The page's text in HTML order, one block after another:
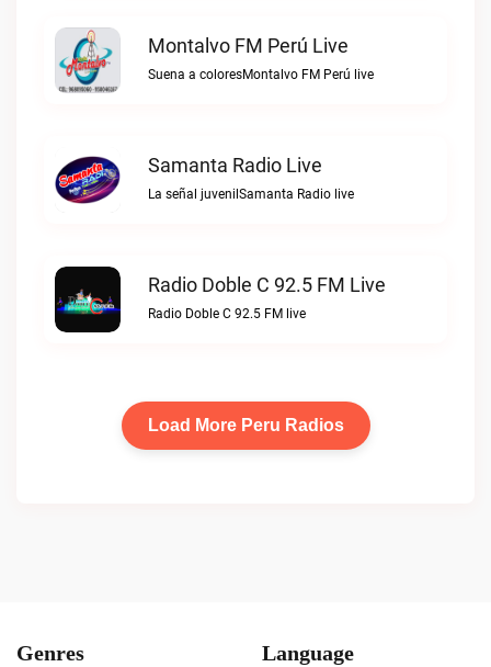
Montalvo FM Perú Live
Suena a coloresMontalvo FM Perú live
Samanta Radio Live
La señal juvenilSamanta Radio live
Radio Doble C 92.5 FM Live
Radio Doble C 92.5 FM live
Load More Peru Radios
Genres Language